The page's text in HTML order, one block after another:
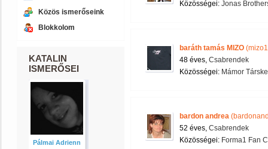
Közös ismerőseink
Blokkolom
KATALIN
ISMERŐSEI
Pálmai Adrienn
Közösségei: Jonas
baráth tamás MIZO
48 éves, Csabrendek
Közösségei: Mámor
bardon andrea
52 éves, Csabrendek
Közösségei: Forma1 Fan